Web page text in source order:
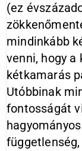
(ez
mindinkább
venni, hogy a
kétkamarás
Utóbbinak
fontosságát